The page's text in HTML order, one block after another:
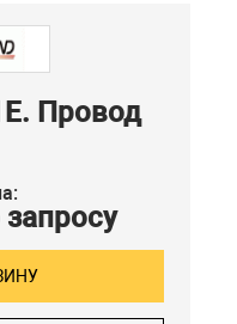
Провод
запросу